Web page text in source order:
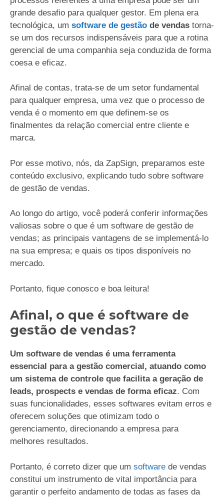
grande desafio para qualquer gestor. Em plena era
tecnológica, um software de gestão de vendas torna-
se um dos recursos indispensáveis para que a rotina
gerencial de uma companhia seja conduzida de forma
coesa e eficaz.
Afinal de contas, trata-se de um setor fundamental
para qualquer empresa, uma vez que o processo de
venda é o momento em que definem-se os
finalmentes da relação comercial entre cliente e
marca.
Por esse motivo, nós, da ZapSign, preparamos este
conteúdo exclusivo, explicando tudo sobre software
de gestão de vendas.
Ao longo do artigo, você poderá conferir informações
valiosas sobre o que é um software de gestão de
vendas; as principais vantagens de se implementá-lo
na sua empresa; e quais os tipos disponíveis no
mercado.
Portanto, fique conosco e boa leitura!
Afinal, o que é software de
gestão de vendas?
Um software de vendas é uma ferramenta
essencial para a gestão comercial, atuando como
um sistema de controle que facilita a geração de
leads, prospects e vendas de forma eficaz. Com
suas funcionalidades, esses softwares evitam erros e
oferecem soluções que otimizam todo o
gerenciamento, direcionando a empresa para
melhores resultados.
Portanto, é correto dizer que um software de vendas
constitui um instrumento de vital importância para
garantir o perfeito andamento de todas as fases da